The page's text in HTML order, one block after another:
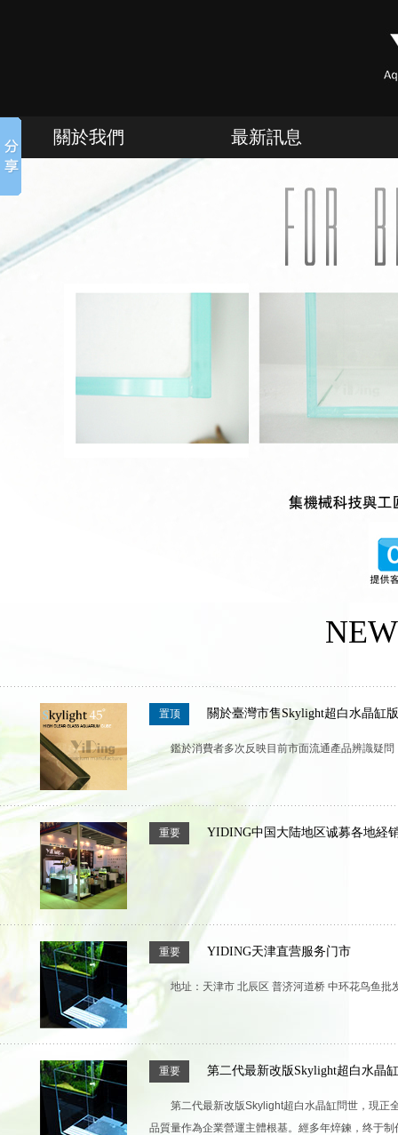
關於我們 最新訊息
置顶 關於臺灣市售Skylight超白水晶缸
鑑於消費者多次反映目前市面流通產品辨識疑
重要 YIDING中国大陆地区诚募各地経
重要 YIDING天津直营服务门市
地址：天津市 北辰区 普济河道桥 中环花鸟鱼
重要 第二代最新改版Skylight超白水晶
第二代最新改版Skylight超白水晶缸問世，現正
品質量作為企業營運主體根基。經多年焠鍊，终于